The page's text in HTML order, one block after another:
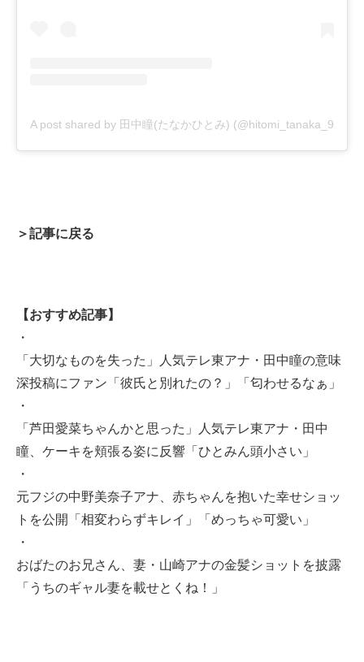
A post shared by 田中瞳(たなかひとみ) (@hitomi_tanaka_9)
＞記事に戻る
【おすすめ記事】
・
「大切なものを失った」人気テレ東アナ・田中瞳の意味
深投稿にファン「彼氏と別れたの？」「匂わせるなぁ」
・
「芦田愛菜ちゃんかと思った」人気テレ東アナ・田中
瞳、ケーキを頬張る姿に反響「ひとみん頭小さい」
・
元フジの中野美奈子アナ、赤ちゃんを抱いた幸せショッ
トを公開「相変わらずキレイ」「めっちゃ可愛い」
・
おばたのお兄さん、妻・山崎アナの金髪ショットを披露
「うちのギャル妻を載せとくね！」